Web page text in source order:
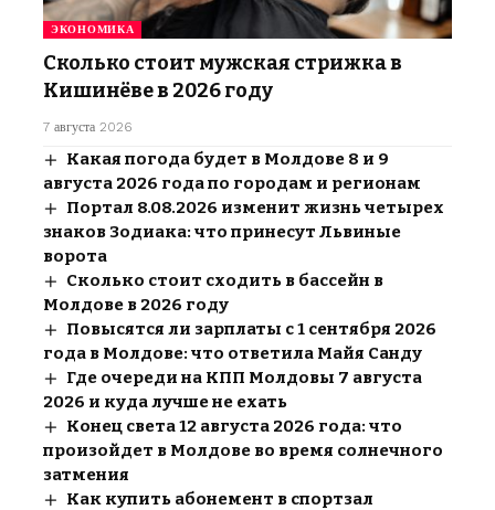
ЭКОНОМИКА
Сколько стоит мужская стрижка в
Кишинёве в 2026 году
7 августа 2026
Какая погода будет в Молдове 8 и 9
августа 2026 года по городам и регионам
Портал 8.08.2026 изменит жизнь четырех
знаков Зодиака: что принесут Львиные
ворота
Сколько стоит сходить в бассейн в
Молдове в 2026 году
Повысятся ли зарплаты с 1 сентября 2026
года в Молдове: что ответила Майя Санду
Где очереди на КПП Молдовы 7 августа
2026 и куда лучше не ехать
Конец света 12 августа 2026 года: что
произойдет в Молдове во время солнечного
затмения
Как купить абонемент в спортзал